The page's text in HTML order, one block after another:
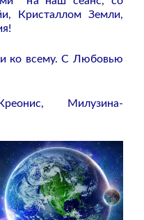
Кристаллом Земли,
ко всему. С Любовью
Милузина-